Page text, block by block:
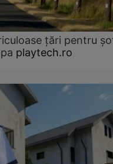
țări pentru
playtech.ro